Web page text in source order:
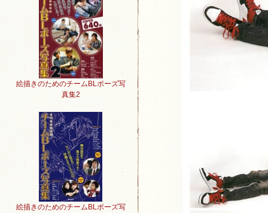
絵描きのためのチームBLポーズ写
真集2
絵描きのためのチームBLポーズ写